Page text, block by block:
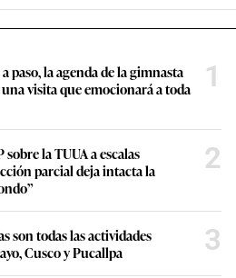
paso, la agenda de la gimnasta
visita que emocionará a toda
1
la TUUA a escalas
parcial deja intacta la
2
son todas las actividades
Cusco y Pucallpa
3